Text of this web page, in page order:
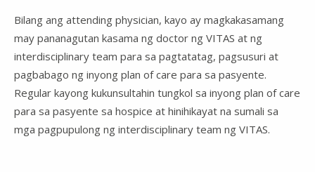
Bilang ang attending physician, kayo ay magkakasamang
may pananagutan kasama ng doctor ng VITAS at ng
interdisciplinary team para sa pagtatatag, pagsusuri at
pagbabago ng inyong plan of care para sa pasyente.
Regular kayong kukunsultahin tungkol sa inyong plan of care
para sa pasyente sa hospice at hinihikayat na sumali sa
mga pagpupulong ng interdisciplinary team ng VITAS.